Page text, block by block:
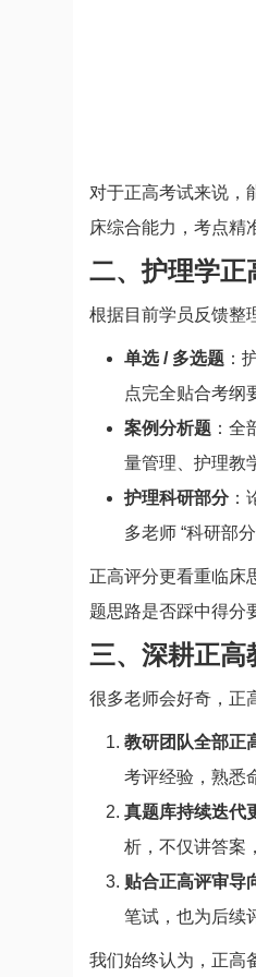
对于正高考试来说，
床综合能力，考点精
二、护理学正
根据目前学员反馈整
单选 / 多选题 ：
点完全贴合考纲
案例分析题 ：
量管理、护理教
护理科研部分：
多老师 “科研部
正高评分更看重临床
题思路是否踩中得分
三、深耕正高
很多老师会好奇，正
教研团队全部正
考评经验，熟悉
真题库持续迭代
析，不仅讲答案
贴合正高评审导
笔试，也为后续
我们始终认为，正高